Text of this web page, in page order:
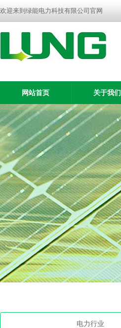
欢迎来到绿能电力科技有限公司官网
网站首页 关于我们
电力行业